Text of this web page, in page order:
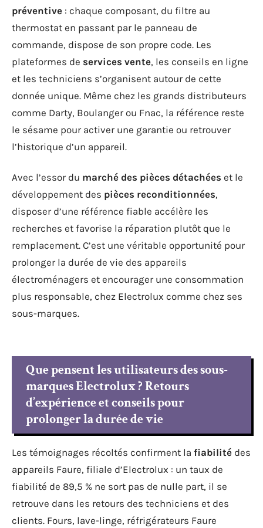
préventive : chaque composant, du filtre au
thermostat en passant par le panneau de
commande, dispose de son propre code. Les
plateformes de services vente, les conseils en ligne
et les techniciens s’organisent autour de cette
donnée unique. Même chez les grands distributeurs
comme Darty, Boulanger ou Fnac, la référence reste
le sésame pour activer une garantie ou retrouver
l’historique d’un appareil.
Avec l’essor du marché des pièces détachées et le
développement des pièces reconditionnées,
disposer d’une référence fiable accélère les
recherches et favorise la réparation plutôt que le
remplacement. C’est une véritable opportunité pour
prolonger la durée de vie des appareils
électroménagers et encourager une consommation
plus responsable, chez Electrolux comme chez ses
sous-marques.
Que pensent les utilisateurs des sous-
marques Electrolux ? Retours
d’expérience et conseils pour
prolonger la durée de vie
Les témoignages récoltés confirment la fiabilité des
appareils Faure, filiale d’Electrolux : un taux de
fiabilité de 89,5 % ne sort pas de nulle part, il se
retrouve dans les retours des techniciens et des
clients. Fours, lave-linge, réfrigérateurs Faure